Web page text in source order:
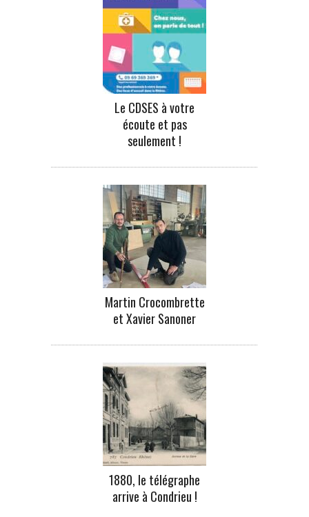
Le CDSES à votre
écoute et pas
seulement !
Martin Crocombrette
et Xavier Sanoner
1880, le télégraphe
arrive à Condrieu !